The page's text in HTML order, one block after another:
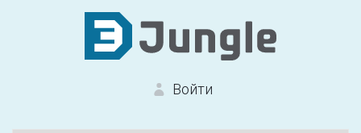
Войти